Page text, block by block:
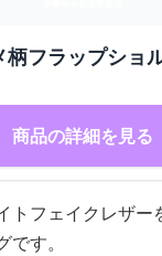
フラップショ
商品の詳細を見る
トフェイクレザー
す。